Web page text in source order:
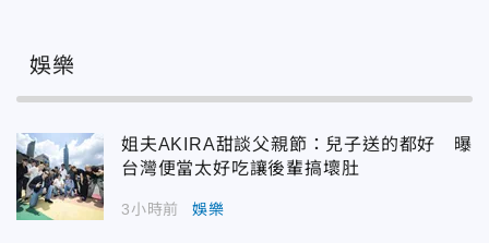
娛樂
姐夫AKIRA甜談父親節：兒子送的都好 曝
台灣便當太好吃讓後輩搞壞肚
3小時前 娛樂